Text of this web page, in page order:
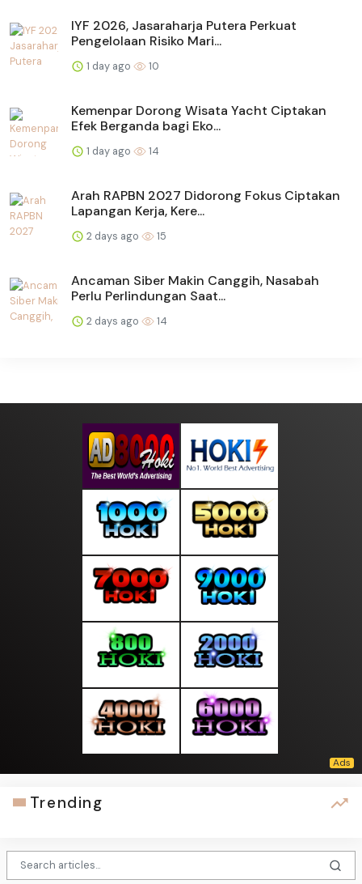
IYF 2026, Jasaraharja Putera Perkuat
Pengelolaan Risiko Mari...
1 day ago 10
Kemenpar Dorong Wisata Yacht Ciptakan
Efek Berganda bagi Eko...
1 day ago 14
Arah RAPBN 2027 Didorong Fokus Ciptakan
Lapangan Kerja, Kere...
2 days ago 15
Ancaman Siber Makin Canggih, Nasabah
Perlu Perlindungan Saat...
2 days ago 14
Trending